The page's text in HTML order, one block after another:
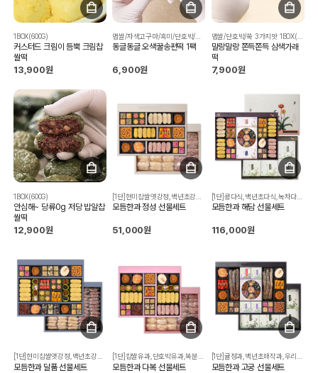
1BOX(600G)
커스터드 크림이 듬뿍 크림찹
쌀떡
13,900원
동글동글 오색꿀송편떡 1팩
6,900원
말랑말랑 쫀득쫀득 삼색가래
떡
7,900원
1BOX(600G)
안심해~ 당류0g 저당 밥알찹
쌀떡
12,900원
모듬한과 정성 선물세트
51,000원
모듬한과 해담 선물세트
116,000원
모듬한과 달품 선물세트
[1단]찹쌀유과,단호박유과,복분자유과,들깨강정,렌틸콩강정,백년초매작과, 깨강정,렌틸콩강정,백년초다식,콩다식,오란다,귤정과,호두강정, 토마토정과,사과정과,복분자오란다 [2단]복분자유과,찹쌀유과
모듬한과 다복 선물세트 모듬한과 고궁 선물세트